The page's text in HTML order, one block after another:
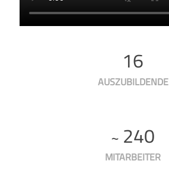
16
AUSZU­BILDENDE
~240
MITARBEITER